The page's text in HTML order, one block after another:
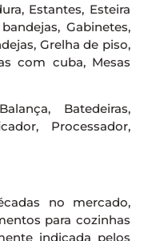
Estantes, Esteira
Gabinetes,
Grelha de piso,
com cuba, Mesas
Batedeiras,
Processador,
no mercado,
para cozinhas
indicada pelos